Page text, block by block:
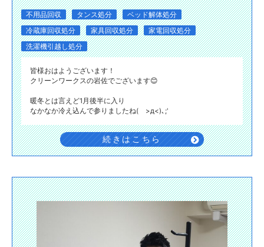
不用品回収 タンス処分
ベッド解体処分
冷蔵庫回収処分
家具回収処分
家電回収処分
洗濯機引越し処分
皆様おはようございます！
クリーンワークスの岩佐でございます😊
暖冬とは言えど1月後半に入り
なかなか冷え込んで参りましたね( >д<)､;'
続きはこちら